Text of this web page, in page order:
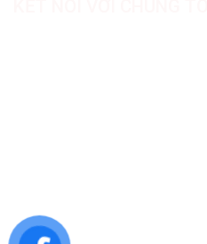
Website: https://asialab.com.vn/